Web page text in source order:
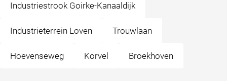
Industriestrook Goirke-Kanaaldijk
Industrieterrein Loven Trouwlaan
Hoevenseweg Korvel Broekhoven